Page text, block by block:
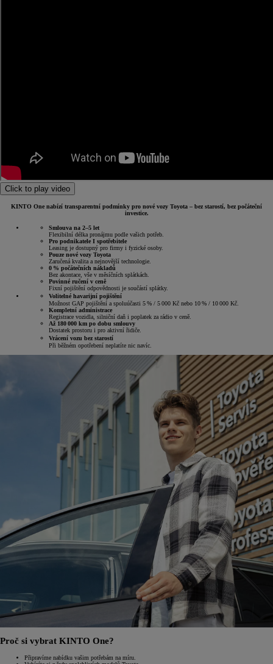
Click to play video
KINTO One nabízí transparentní podmínky pro nové vozy Toyota – bez starostí, bez počáteční
investice.
Smlouva na 2–5 let
Flexibilní délka pronájmu podle vašich potřeb.
Pro podnikatele I spotřebitele
Leasing je dostupný pro firmy i fyzické osoby.
Pouze nové vozy Toyota
Zaručená kvalita a nejnovější technologie.
0 % počátečních nákladů
Bez akontace, vše v měsíčních splátkách.
Povinné ručení v ceně
Fixní pojištění odpovědnosti je součástí splátky.
Volitelné havarijní pojištění
Možnost GAP pojištění a spoluúčasti 5 % / 5 000 Kč nebo 10 % / 10 000 Kč.
Kompletní administrace
Registrace vozidla, silniční daň i poplatek za rádio v ceně.
Až 180 000 km po dobu smlouvy
Dostatek prostoru i pro aktivní řidiče.
Vrácení vozu bez starostí
Při běžném opotřebení neplatíte nic navíc.
Proč si vybrat KINTO One?
Připravíme nabídku vašim potřebám na míru.